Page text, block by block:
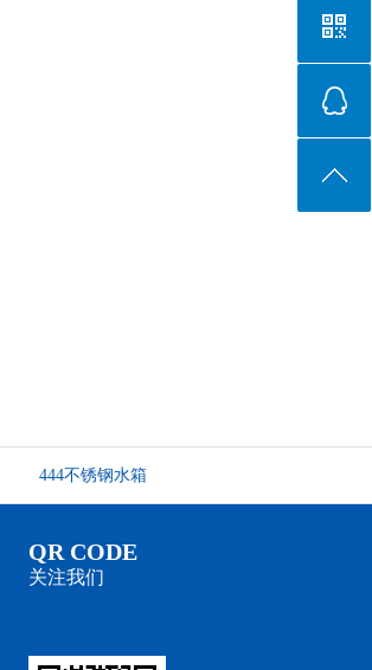
444不锈钢水箱
QR CODE
关注我们